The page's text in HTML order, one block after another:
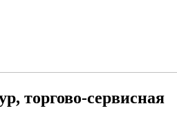
торгово-сервисная